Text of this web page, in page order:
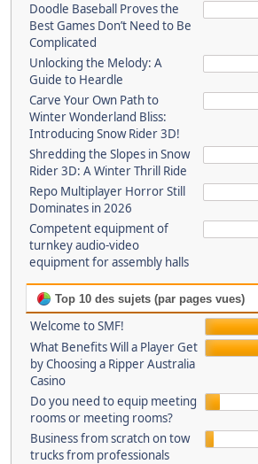
Doodle Baseball Proves the
Best Games Don’t Need to Be
Complicated
Unlocking the Melody: A
Guide to Heardle
Carve Your Own Path to
Winter Wonderland Bliss:
Introducing Snow Rider 3D!
Shredding the Slopes in Snow
Rider 3D: A Winter Thrill Ride
Repo Multiplayer Horror Still
Dominates in 2026
Competent equipment of
turnkey audio-video
equipment for assembly halls
Top 10 des sujets (par pages vues)
Welcome to SMF!
What Benefits Will a Player Get
by Choosing a Ripper Australia
Casino
Do you need to equip meeting
rooms or meeting rooms?
Business from scratch on tow
trucks from professionals